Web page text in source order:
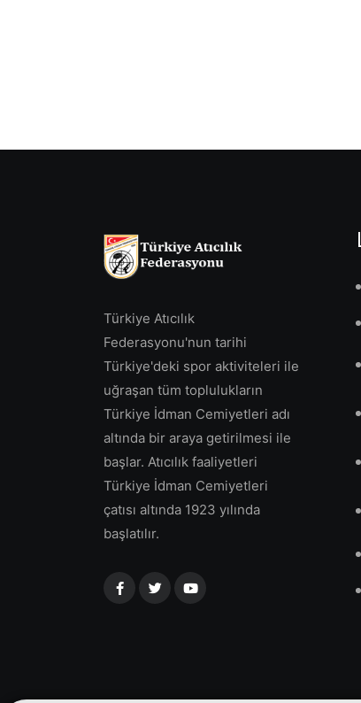
Türkiye Atıcılık
Federasyonu'nun tarihi
Türkiye'deki spor aktiviteleri ile
uğraşan tüm toplulukların
Türkiye İdman Cemiyetleri adı
altında bir araya getirilmesi ile
başlar. Atıcılık faaliyetleri
Türkiye İdman Cemiyetleri
çatısı altında 1923 yılında
başlatılır.